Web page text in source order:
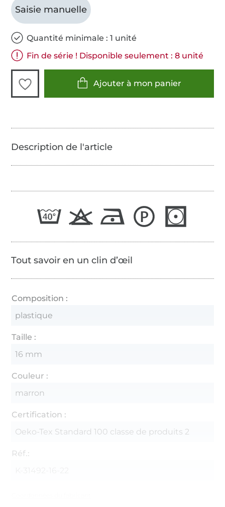
Saisie manuelle
Quantité minimale : 1 unité
Fin de série ! Disponible seulement : 8 unité
Ajouter à mon panier
Tout savoir en un clin d’œil
Composition :
plastique
Taille :
16 mm
Couleur :
marron
Certification :
Oeko-Tex Standard 100 classe de produits 2
Réf.: